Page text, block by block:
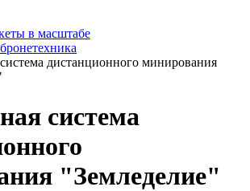
в масштабе
дистанционного минирования
система
"Земледелие"